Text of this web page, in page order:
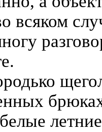
всяком